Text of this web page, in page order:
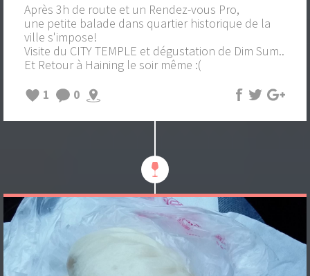
Après 3h de route et un Rendez-vous Pro,
une petite balade dans quartier historique de la
ville s'impose!
Visite du CITY TEMPLE et dégustation de Dim Sum..
Et Retour à Haining le soir même :(
1
0